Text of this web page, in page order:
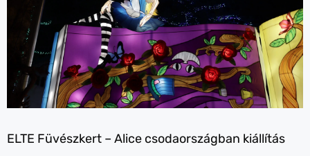
ELTE Füvészkert – Alice csodaországban kiállítás